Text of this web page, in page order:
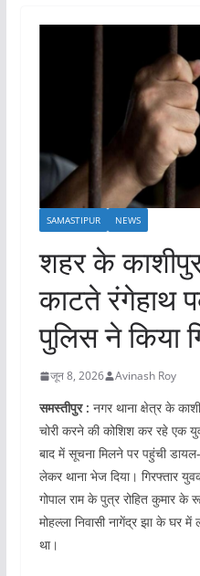
SAMASTIPUR NEWS
शहर के
काटते रंगेहाथ
पुलिस ने किया
जून 8, 2026 Avinash Roy
समस्तीपुर : नगर थाना क्षेत्र के
चोरी करने की कोशिश कर रहे एक
बाद में सूचना मिलने पर पहुंची
लेकर थाना भेज दिया। गिरफ्तार
गोपाल राम के पुत्र रोहित कुमार
मोहल्ला निवासी नागेंद्र झा के घर
था।